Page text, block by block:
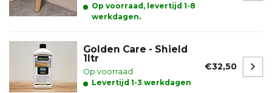
Op voorraad, levertijd 1-8
werkdagen.
Golden Care - Shield
1ltr
Op voorraad
Levertijd 1-3 werkdagen
€32,50